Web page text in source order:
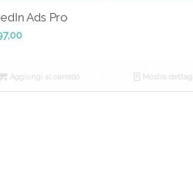
Ads Pro
Aggiungi al carrello Mostra dettagli